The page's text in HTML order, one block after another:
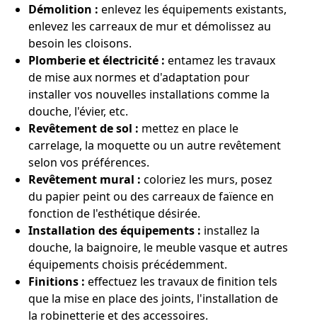
Démolition : enlevez les équipements existants,
enlevez les carreaux de mur et démolissez au
besoin les cloisons.
Plomberie et électricité : entamez les travaux
de mise aux normes et d'adaptation pour
installer vos nouvelles installations comme la
douche, l'évier, etc.
Revêtement de sol : mettez en place le
carrelage, la moquette ou un autre revêtement
selon vos préférences.
Revêtement mural : coloriez les murs, posez
du papier peint ou des carreaux de faïence en
fonction de l'esthétique désirée.
Installation des équipements : installez la
douche, la baignoire, le meuble vasque et autres
équipements choisis précédemment.
Finitions : effectuez les travaux de finition tels
que la mise en place des joints, l'installation de
la robinetterie et des accessoires.